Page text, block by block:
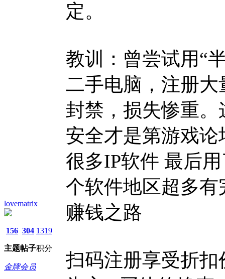
lovematrix
156
主题
304
帖子
1319
积分
金牌会员
定。
教训：曾尝试用“
二手电脑，注册
封禁，损失惨重
安全才是第游戏
很多IP软件 最后
个软件地区超多
赚钱之路
扫码注册享受折